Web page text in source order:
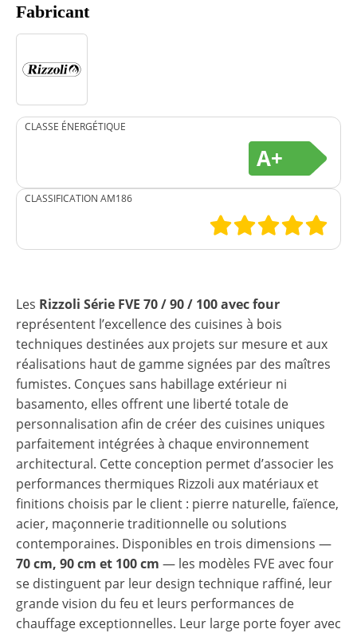
Fabricant
CLASSE ÉNERGÉTIQUE
A+
CLASSIFICATION AM186
Les Rizzoli Série FVE 70 / 90 / 100 avec four
représentent l’excellence des cuisines à bois
techniques destinées aux projets sur mesure et aux
réalisations haut de gamme signées par des maîtres
fumistes. Conçues sans habillage extérieur ni
basamento, elles offrent une liberté totale de
personnalisation afin de créer des cuisines uniques
parfaitement intégrées à chaque environnement
architectural. Cette conception permet d’associer les
performances thermiques Rizzoli aux matériaux et
finitions choisis par le client : pierre naturelle, faïence,
acier, maçonnerie traditionnelle ou solutions
contemporaines. Disponibles en trois dimensions —
70 cm, 90 cm et 100 cm — les modèles FVE avec four
se distinguent par leur design technique raffiné, leur
grande vision du feu et leurs performances de
chauffage exceptionnelles. Leur large porte foyer avec